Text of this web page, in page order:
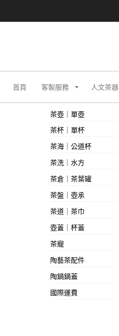
首頁 客製服務 人文茶器
茶壺｜單壺
茶杯｜單杯
茶海｜公道杯
茶洗｜水方
茶倉｜茶葉罐
茶盤｜壺承
茶道｜茶巾
壺蓋｜杯蓋
茶寵
陶藝茶配件
陶鍋鍋蓋
國際運費